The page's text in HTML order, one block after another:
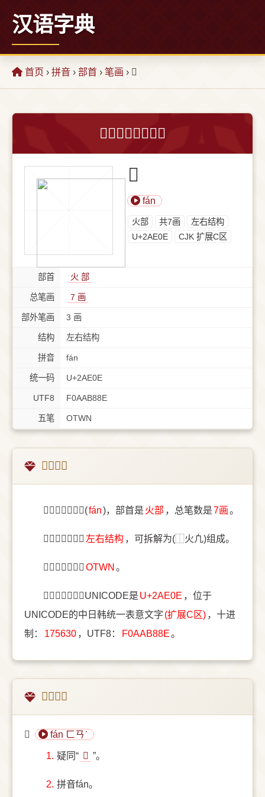
汉语字典
首页 › 拼音 › 部首 › 笔画 › 𪸎
𪸎字的意思和解释
𪸎
fán
⽕部 共7画
左右结构
U+2AE0E
CJK 扩展C区
部首 ⽕ 部
总笔画 7 画
部外笔画 3 画
结构 左右结构
拼音 fán
统一码 U+2AE0E
UTF8 F0AAB88E
五笔 OTWN
𪸎字概述
〔𪸎〕字拼音是(fán)，部首是 ⽕部 ，总笔数是7画。
〔𪸎〕字结构是 左右结构 ，可拆解为(⿰火凢)组成。
〔𪸎〕字五笔是 OTWN 。
〔𪸎〕字统一码UNICODE是 U+2AE0E ，位于
UNICODE的中日韩统一表意文字 (扩展C区) ，十进
制：
175630 ，UTF8： F0AAB88E。
𪸎的意思
𪸎 fán ㄈㄢˊ
1. 疑同“ 𤆘 ”。
2. 拼音fán。